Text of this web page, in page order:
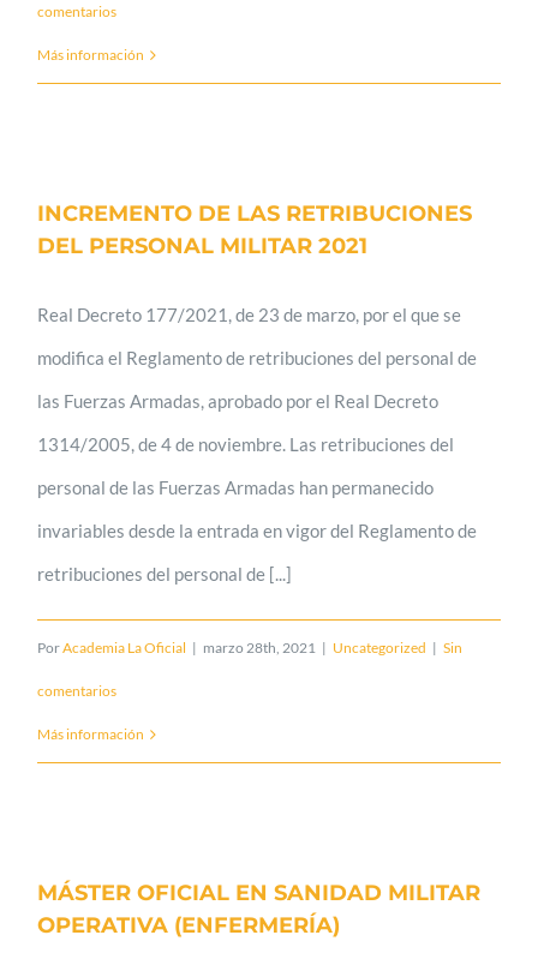
comentarios
Más información
INCREMENTO DE LAS RETRIBUCIONES
DEL PERSONAL MILITAR 2021
Real Decreto 177/2021, de 23 de marzo, por el que se
modifica el Reglamento de retribuciones del personal de
las Fuerzas Armadas, aprobado por el Real Decreto
1314/2005, de 4 de noviembre. Las retribuciones del
personal de las Fuerzas Armadas han permanecido
invariables desde la entrada en vigor del Reglamento de
retribuciones del personal de [...]
PorAcademia La Oficial | marzo 28th, 2021 | Uncategorized | Sin
comentarios
Más información
MÁSTER OFICIAL EN SANIDAD MILITAR
OPERATIVA (ENFERMERÍA)